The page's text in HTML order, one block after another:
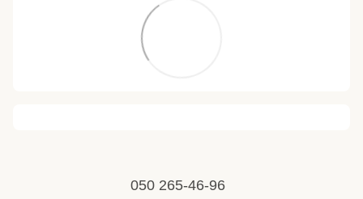
050 265-46-96